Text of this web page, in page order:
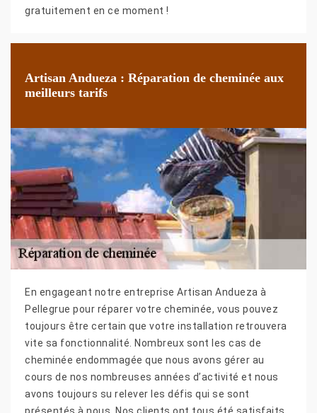
gratuitement en ce moment !
Artisan Andueza : Réparation de cheminée aux
meilleurs tarifs
En engageant notre entreprise Artisan Andueza à
Pellegrue pour réparer votre cheminée, vous pouvez
toujours être certain que votre installation retrouvera
vite sa fonctionnalité. Nombreux sont les cas de
cheminée endommagée que nous avons gérer au
cours de nos nombreuses années d’activité et nous
avons toujours su relever les défis qui se sont